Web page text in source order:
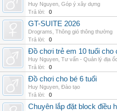
Huy Nguyen Góp ý xây dựng
Trả lời:
0
GT-SUITE 2026
Drograms Thông gió thông thường
Trả lời:
0
Đồ chơi trẻ em 10 tuổi cho
Huy Nguyen Tư vấn - Quản lý địa ốc
Trả lời:
0
Đồ chơi cho bé 6 tuổi
Huy Nguyen Đào tạo
Trả lời:
0
Chuyên lắp đặt block điều